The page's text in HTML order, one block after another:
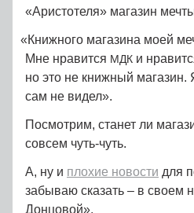
«Аристотеля» магазин
«Книжного магазина моей
Мне нравится МДК и
но это не книжный
сам не видел».
Посмотрим, станет ли
совсем чуть-чуть.
А, ну и плохие новости для
забываю сказать – в своем
Донцовой».